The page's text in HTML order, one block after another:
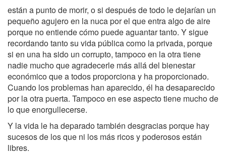
están a punto de morir, o si después de todo le dejarían un
pequeño agujero en la nuca por el que entra algo de aire
porque no entiende cómo puede aguantar tanto. Y sigue
recordando tanto su vida pública como la privada, porque
si en una ha sido un corrupto, tampoco en la otra tiene
nadie mucho que agradecerle más allá del bienestar
económico que a todos proporciona y ha proporcionado.
Cuando los problemas han aparecido, él ha desaparecido
por la otra puerta. Tampoco en ese aspecto tiene mucho de
lo que enorgullecerse.
Y la vida le ha deparado también desgracias porque hay
sucesos de los que ni los más ricos y poderosos están
libres.